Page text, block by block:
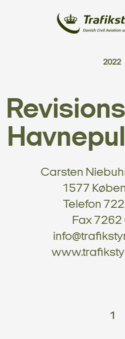
2022
Carsten
1577
Telefon
Fax 7262
1